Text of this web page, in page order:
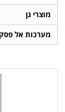
מוצרי גן
מערכות אל פסק ADVICE